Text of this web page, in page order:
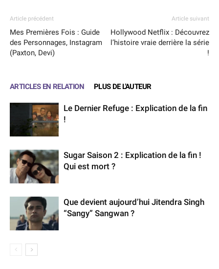
Article précédent
Mes Premières Fois : Guide
des Personnages, Instagram
(Paxton, Devi)
Article suivant
Hollywood Netflix : Découvrez
l’histoire vraie derrière la série
!
ARTICLES EN RELATION PLUS DE L'AUTEUR
Le Dernier Refuge : Explication de la fin
!
Sugar Saison 2 : Explication de la fin !
Qui est mort ?
Que devient aujourd’hui Jitendra Singh
“Sangy” Sangwan ?